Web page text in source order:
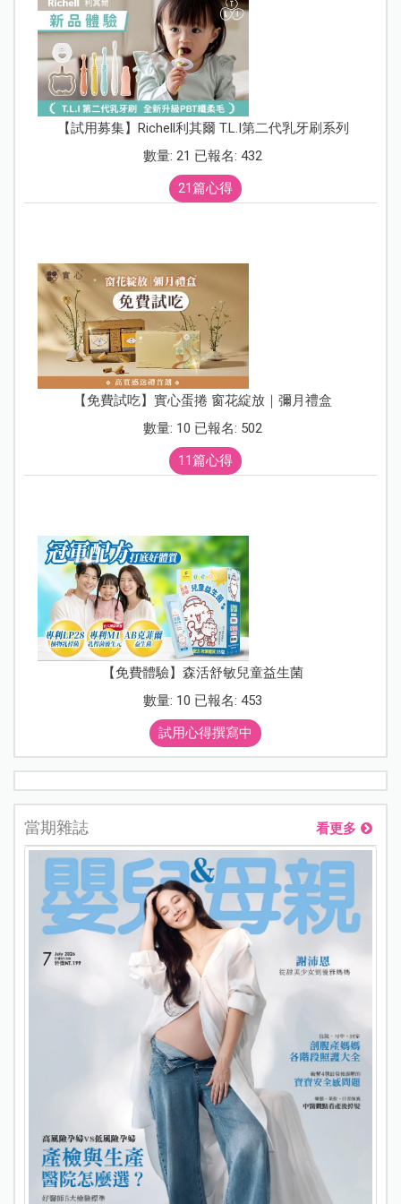
【試用募集】Richell利其爾 T.L.I第二代乳牙刷系列
數量: 21 已報名: 432
21篇心得
【免費試吃】實心蛋捲 窗花綻放｜彌月禮盒
數量: 10 已報名: 502
11篇心得
【免費體驗】森活舒敏兒童益生菌
數量: 10 已報名: 453
試用心得撰寫中
當期雜誌 看更多